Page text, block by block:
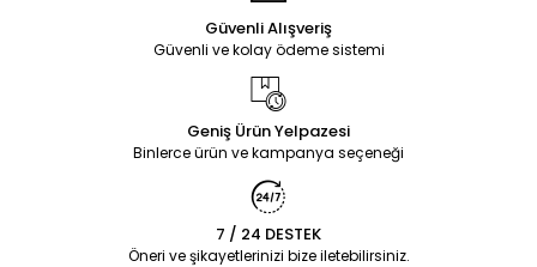
Güvenli Alışveriş
Güvenli ve kolay ödeme sistemi
Geniş Ürün Yelpazesi
Binlerce ürün ve kampanya seçeneği
7 / 24 DESTEK
Öneri ve şikayetlerinizi bize iletebilirsiniz.